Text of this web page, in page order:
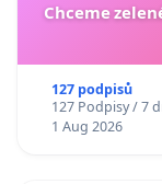
Chceme
127 podpisů
127 Podpisy / 7
1 Aug 2026